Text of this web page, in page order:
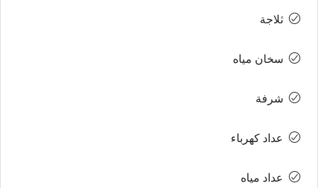
ثلاجة
سخان مياه
شرفة
عداد كهرباء
عداد مياه